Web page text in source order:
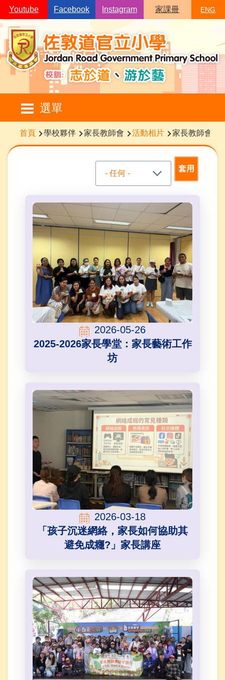
移至主內容
Youtube Facebook Instagram 家課冊 ENG
選單
Main
navigation
導
航
首頁 學校夥伴 家長教師會 活動相片 家長教師會活
2026-05-26
2025-2026家長學堂：家長藝術工作
坊
2026-03-18
「孩子沉迷網絡，家長如何協助其
避免成癮?」家長講座